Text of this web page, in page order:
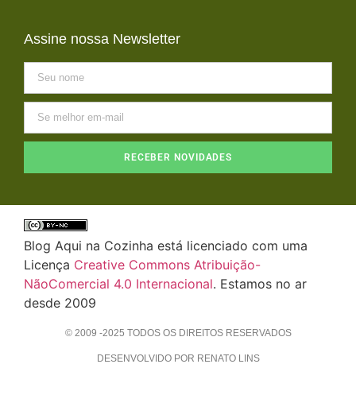
Assine nossa Newsletter
RECEBER NOVIDADES
Blog Aqui na Cozinha está licenciado com uma
Licença Creative Commons Atribuição-
NãoComercial 4.0 Internacional. Estamos no ar
desde 2009
© 2009 -2025 TODOS OS DIREITOS RESERVADOS
DESENVOLVIDO POR RENATO LINS